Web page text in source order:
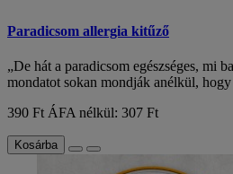
Paradicsom allergia kitűző
„De hát a paradicsom egészséges, mi
mondatot sokan mondják anélkül,
390 Ft ÁFA nélkül: 307 Ft
Kosárba